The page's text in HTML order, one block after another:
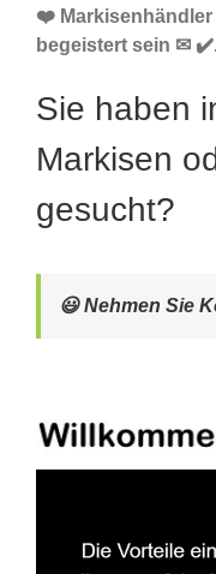
❤️ Markisenhändler
begeistert sein ✉
Sie haben
Markisen
gesucht?
😃 Nehmen Sie